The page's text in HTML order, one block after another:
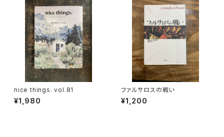
nice things. vol.81
¥1,980
ファルサロスの戦い
¥1,200